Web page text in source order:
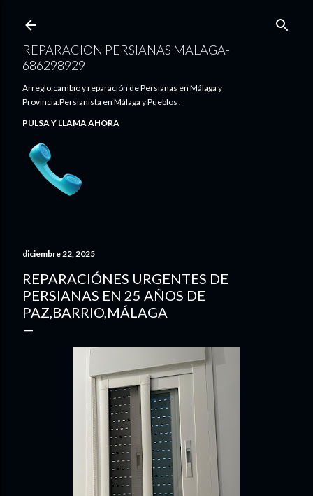
REPARACION PERSIANAS MALAGA-
686298929
Arreglo,cambio y reparación de Persianas en Málaga y
Provincia.Persianista en Málaga y Pueblos .
PULSA Y LLAMA AHORA
diciembre 22, 2025
REPARACIÓNES URGENTES DE
PERSIANAS EN 25 AÑOS DE
PAZ,BARRIO,MÁLAGA